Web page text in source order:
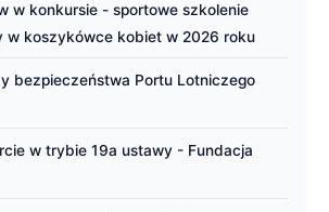
w konkursie - sportowe szkolenie
w koszykówce kobiet w 2026 roku
bezpieczeństwa Portu Lotniczego
w trybie 19a ustawy - Fundacja